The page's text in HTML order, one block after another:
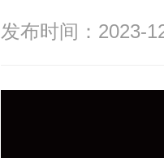
发布时间：2023-